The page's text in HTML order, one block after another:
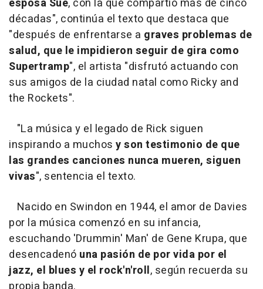
esposa Sue, con la que compartió más de cinco
décadas", continúa el texto que destaca que
"después de enfrentarse a graves problemas de
salud, que le impidieron seguir de gira como
Supertramp", el artista "disfrutó actuando con
sus amigos de la ciudad natal como Ricky and
the Rockets".
"La música y el legado de Rick siguen
inspirando a muchos y son testimonio de que
las grandes canciones nunca mueren, siguen
vivas", sentencia el texto.
Nacido en Swindon en 1944, el amor de Davies
por la música comenzó en su infancia,
escuchando 'Drummin' Man' de Gene Krupa, que
desencadenó una pasión de por vida por el
jazz, el blues y el rock'n'roll, según recuerda su